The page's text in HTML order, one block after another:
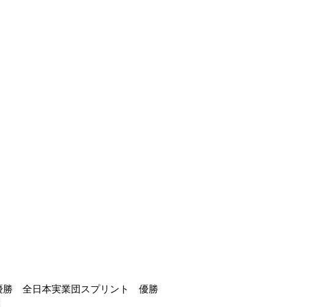
勝 全日本実業団スプリント 優勝